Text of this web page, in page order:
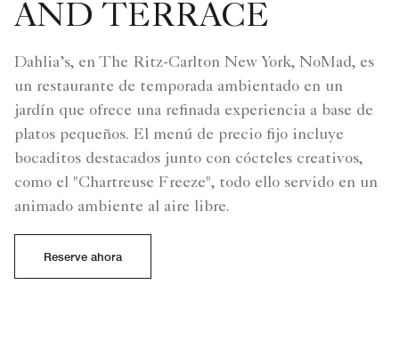
AND TERRACE
Dahlia’s, en The Ritz-Carlton New York, NoMad, es
un restaurante de temporada ambientado en un
jardín que ofrece una refinada experiencia a base de
platos pequeños. El menú de precio fijo incluye
bocaditos destacados junto con cócteles creativos,
como el "Chartreuse Freeze", todo ello servido en un
animado ambiente al aire libre.
Reserve ahora